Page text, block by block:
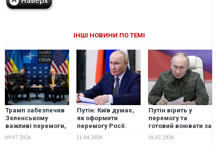
ІНШІ НОВИНИ ПО ТЕМІ
Трамп забезпечив
Зеленському
важливі перемоги,
Путін у скрутному
становищі – The
09.07.2026
Путін: Київ думає,
як оформити
перемогу Росії.
ВІДЕО
21.04.2026
Путін вірить у
перемогу та
готовий воювати за
Донбас ще два
роки, - NYT
18.02.2026